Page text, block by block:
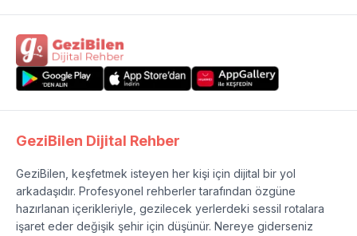
GeziBilen Dijital Rehber
GeziBilen, keşfetmek isteyen her kişi için dijital bir yol
arkadaşıdır. Profesyonel rehberler tarafından özgüne
hazırlanan içerikleriyle, gezilecek yerlerdeki sessil rotalara
işaret eder değişik şehir için düşünür. Nereye giderseniz